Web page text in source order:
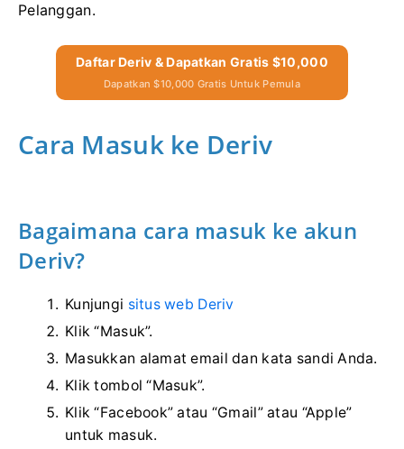
Pelanggan.
Daftar Deriv & Dapatkan Gratis $10,000
Dapatkan $10,000 Gratis Untuk Pemula
Cara Masuk ke Deriv
Bagaimana cara masuk ke akun
Deriv?
Kunjungi situs web Deriv
Klik “Masuk”.
Masukkan alamat email dan kata sandi Anda.
Klik tombol “Masuk”.
Klik “Facebook” atau “Gmail” atau “Apple”
untuk masuk.